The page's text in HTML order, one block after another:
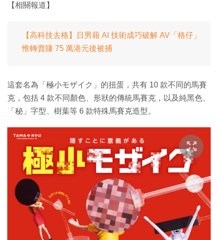
【相關報道】
【高科技去格】日男藉 AI 技術成巧破解 AV「格仔」
惟轉賣賺 75 萬港元後被捕
這套名為「極小モザイク」的扭蛋，共有 10 款不同的馬賽
克，包括 4 款不同顏色、形狀的傳統馬賽克，以及純黑色、
「秘」字型、樹葉等 6 款特殊馬賽克造型。